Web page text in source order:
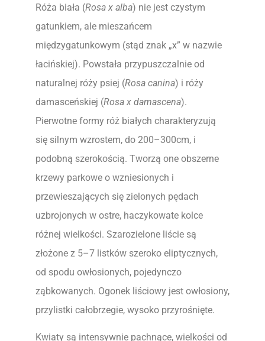
Róża biała (Rosa x alba) nie jest czystym
gatunkiem, ale mieszańcem
międzygatunkowym (stąd znak „x” w nazwie
łacińskiej). Powstała przypuszczalnie od
naturalnej róży psiej (Rosa canina) i róży
damasceńskiej (Rosa x damascena).
Pierwotne formy róż białych charakteryzują
się silnym wzrostem, do 200–300cm, i
podobną szerokością. Tworzą one obszerne
krzewy parkowe o wzniesionych i
przewieszających się zielonych pędach
uzbrojonych w ostre, haczykowate kolce
różnej wielkości. Szarozielone liście są
złożone z 5–7 listków szeroko eliptycznych,
od spodu owłosionych, pojedynczo
ząbkowanych. Ogonek liściowy jest owłosiony,
przylistki całobrzegie, wysoko przyrośnięte.
Kwiaty są intensywnie pachnące, wielkości od